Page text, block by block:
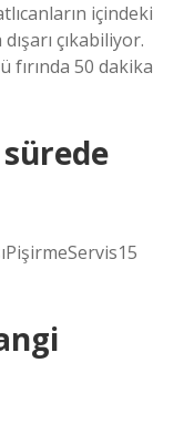
içindeki
çıkabiliyor.
fırında 50 dakika